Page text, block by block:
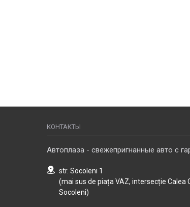
КОНТАКТЫ
Автоплаза - свежепригнанные авто с
str. Socoleni 1
(mai sus de piața VAZ, intersecție Calea
Socoleni)